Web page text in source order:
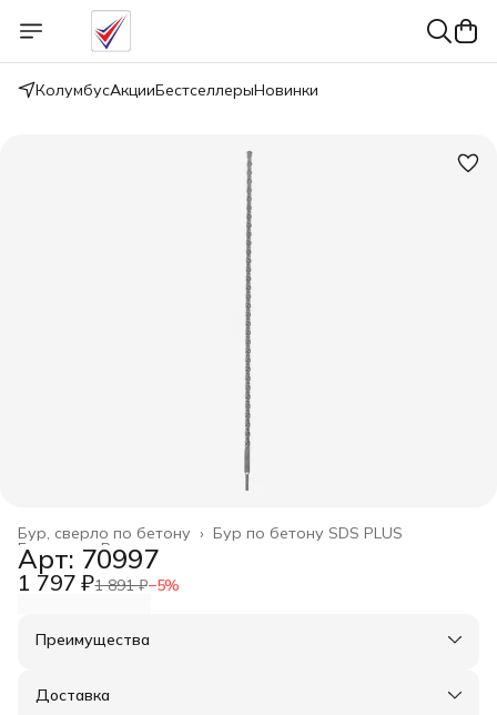
КолумбусАкцииБестселлерыНовинки
Бур по бетону SDS PLUS
Бур, сверло по бетону ›
Расходные материалы
Главная ›
Арт: 70997
1 797 ₽1 891 ₽−5%
Преимущества
Оплата частями в Сплит
Удобный возврат
Доставка